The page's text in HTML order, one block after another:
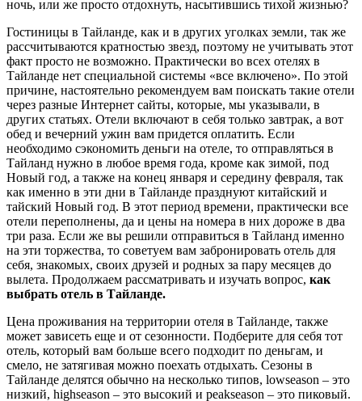
ночь, или же просто отдохнуть, насытившись тихой жизнью?
Гостиницы в Тайланде, как и в других уголках земли, так же
рассчитываются кратностью звезд, поэтому не учитывать этот
факт просто не возможно. Практически во всех отелях в
Тайланде нет специальной системы «все включено». По этой
причине, настоятельно рекомендуем вам поискать такие отели
через разные Интернет сайты, которые, мы указывали, в
других статьях. Отели включают в себя только завтрак, а вот
обед и вечерний ужин вам придется оплатить. Если
необходимо сэкономить деньги на отеле, то отправляться в
Тайланд нужно в любое время года, кроме как зимой, под
Новый год, а также на конец января и середину февраля, так
как именно в эти дни в Тайланде празднуют китайский и
тайский Новый год. В этот период времени, практически все
отели переполнены, да и цены на номера в них дороже в два
три раза. Если же вы решили отправиться в Тайланд именно
на эти торжества, то советуем вам забронировать отель для
себя, знакомых, своих друзей и родных за пару месяцев до
вылета. Продолжаем рассматривать и изучать вопрос, как
выбрать отель в Тайланде.
Цена проживания на территории отеля в Тайланде, также
может зависеть еще и от сезонности. Подберите для себя тот
отель, который вам больше всего подходит по деньгам, и
смело, не затягивая можно поехать отдыхать. Сезоны в
Тайланде делятся обычно на несколько типов, lowseason – это
низкий, highseason – это высокий и peakseason – это пиковый.